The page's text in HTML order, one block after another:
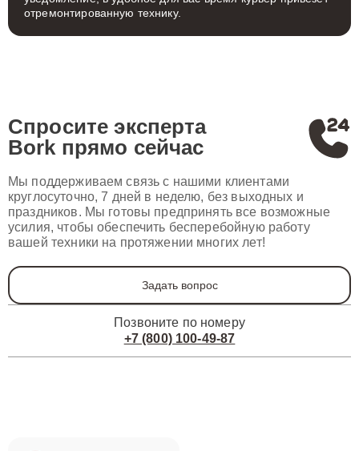
отремонтированную технику.
Спросите эксперта
Bork прямо сейчас
Мы поддерживаем связь с нашими клиентами
круглосуточно, 7 дней в неделю, без выходных и
праздников. Мы готовы предпринять все возможные
усилия, чтобы обеспечить бесперебойную работу
вашей техники на протяжении многих лет!
Задать вопрос
Позвоните по номеру
+7 (800) 100-49-87